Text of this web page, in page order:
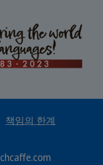
책임의 한계